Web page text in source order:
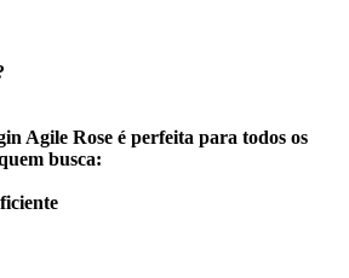
Agile Rose é perfeita para todos os
busca: